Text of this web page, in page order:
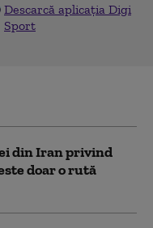
Descarcă aplicația Digi
Sport
din Iran privind
doar o rută